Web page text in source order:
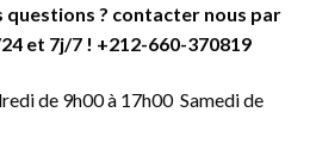
questions ? contacter nous par
et 7j/7 ! +212-660-370819
de 9h00 à 17h00 Samedi de